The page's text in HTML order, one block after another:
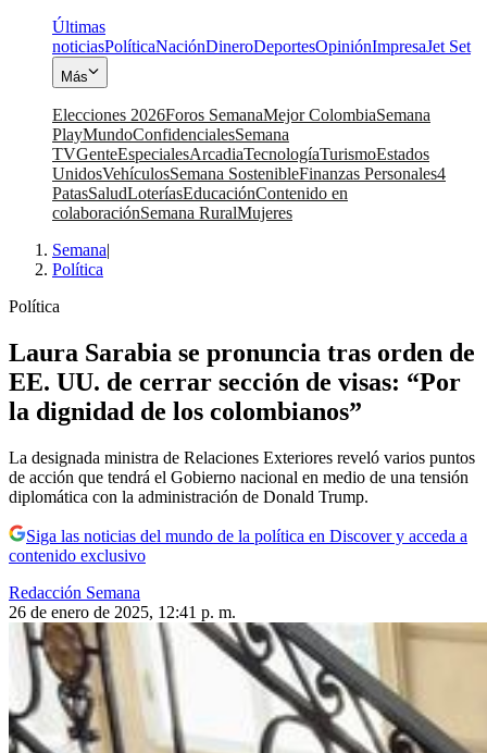
Últimas
noticiasPolíticaNaciónDineroDeportesOpiniónImpresaJet Set
Más
Elecciones 2026Foros SemanaMejor ColombiaSemana
PlayMundoConfidencialesSemana
TVGenteEspecialesArcadiaTecnologíaTurismoEstados
UnidosVehículosSemana SostenibleFinanzas Personales4
PatasSaludLoteríasEducaciónContenido en
colaboraciónSemana RuralMujeres
Semana|
Política
Política
Laura Sarabia se pronuncia tras orden de
EE. UU. de cerrar sección de visas: “Por
la dignidad de los colombianos”
La designada ministra de Relaciones Exteriores reveló varios puntos
de acción que tendrá el Gobierno nacional en medio de una tensión
diplomática con la administración de Donald Trump.
Siga las noticias del mundo de la política en Discover y acceda a
contenido exclusivo
Redacción Semana
26 de enero de 2025, 12:41 p. m.